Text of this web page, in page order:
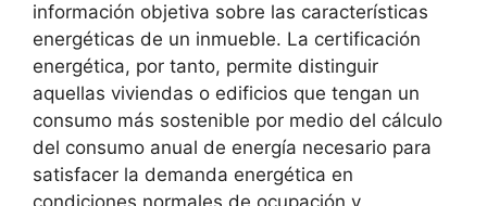
información objetiva sobre las características
energéticas de un inmueble. La certificación
energética, por tanto, permite distinguir
aquellas viviendas o edificios que tengan un
consumo más sostenible por medio del cálculo
del consumo anual de energía necesario para
satisfacer la demanda energética en